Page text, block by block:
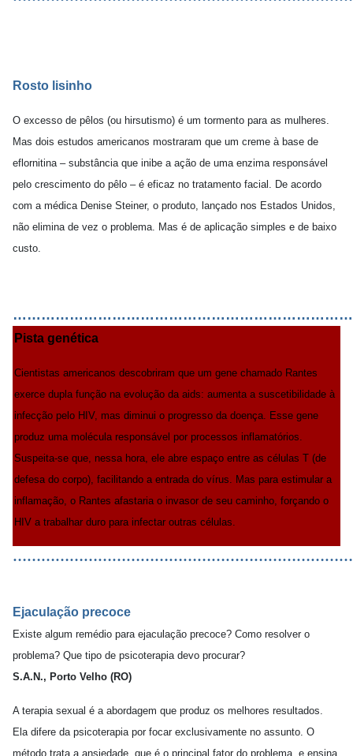
Rosto lisinho
O excesso de pêlos (ou hirsutismo) é um tormento para as mulheres.
Mas dois estudos americanos mostraram que um creme à base de
eflornitina – substância que inibe a ação de uma enzima responsável
pelo crescimento do pêlo – é eficaz no tratamento facial. De acordo
com a médica Denise Steiner, o produto, lançado nos Estados Unidos,
não elimina de vez o problema. Mas é de aplicação simples e de baixo
custo.
Pista genética
Cientistas americanos descobriram que um gene chamado Rantes
exerce dupla função na evolução da aids: aumenta a suscetibilidade à
infecção pelo HIV, mas diminui o progresso da doença. Esse gene
produz uma molécula responsável por processos inflamatórios.
Suspeita-se que, nessa hora, ele abre espaço entre as células T (de
defesa do corpo), facilitando a entrada do vírus. Mas para estimular a
inflamação, o Rantes afastaria o invasor de seu caminho, forçando o
HIV a trabalhar duro para infectar outras células.
Ejaculação precoce
Existe algum remédio para ejaculação precoce? Como resolver o
problema? Que tipo de psicoterapia devo procurar?
S.A.N., Porto Velho (RO)
A terapia sexual é a abordagem que produz os melhores resultados.
Ela difere da psicoterapia por focar exclusivamente no assunto. O
método trata a ansiedade, que é o principal fator do problema, e ensina